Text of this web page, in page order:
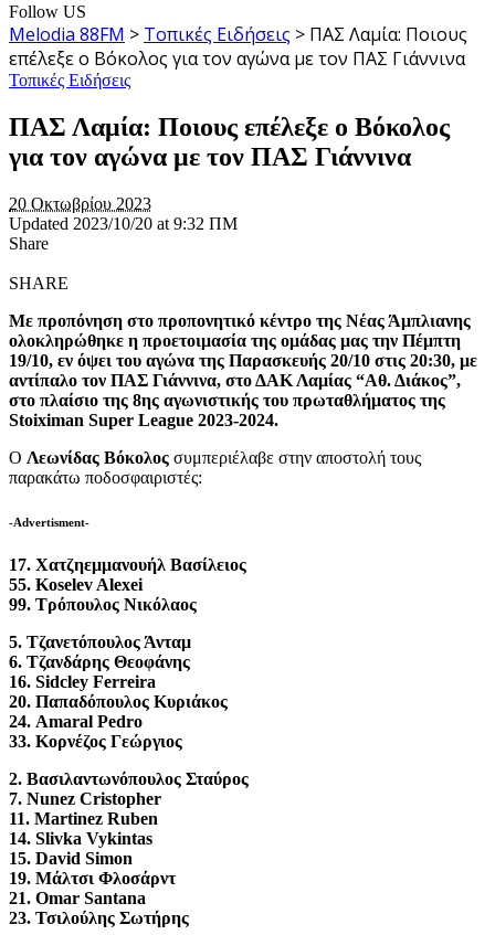
Follow US
Melodia 88FM > Τοπικές Ειδήσεις > ΠΑΣ Λαμία: Ποιους
επέλεξε ο Βόκολος για τον αγώνα με τον ΠΑΣ Γιάννινα
Τοπικές Ειδήσεις
ΠΑΣ Λαμία: Ποιους επέλεξε ο Βόκολος
για τον αγώνα με τον ΠΑΣ Γιάννινα
20 Οκτωβρίου 2023
Updated 2023/10/20 at 9:32 ΠΜ
Share
SHARE
Με προπόνηση στο προπονητικό κέντρο της Νέας Άμπλιανης
ολοκληρώθηκε η προετοιμασία της ομάδας μας την Πέμπτη
19/10, εν όψει του αγώνα της Παρασκευής 20/10 στις 20:30, με
αντίπαλο τον ΠΑΣ Γιάννινα, στο ΔΑΚ Λαμίας “Αθ. Διάκος”,
στο πλαίσιο της 8ης αγωνιστικής του πρωταθλήματος της
Stoiximan Super League 2023-2024.
Ο Λεωνίδας Βόκολος συμπεριέλαβε στην αποστολή τους
παρακάτω ποδοσφαιριστές:
-Advertisment-
17. Χατζηεμμανουήλ Βασίλειος
55. Koselev Alexei
99. Τρόπουλος Νικόλαος
5. Τζανετόπουλος Άνταμ
6. Τζανδάρης Θεοφάνης
16. Sidcley Ferreira
20. Παπαδόπουλος Κυριάκος
24. Amaral Pedro
33. Κορνέζος Γεώργιος
2. Βασιλαντωνόπουλος Σταύρος
7. Nunez Cristopher
11. Martinez Ruben
14. Slivka Vykintas
15. David Simon
19. Μάλτσι Φλοσάρντ
21. Omar Santana
23. Τσιλούλης Σωτήρης